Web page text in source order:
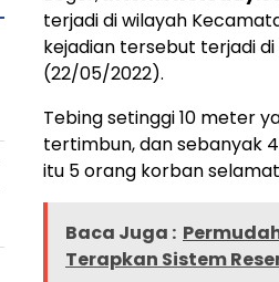
terjadi di wilayah
kejadian tersebut terjadi
(22/05/2022).
Tebing setinggi 10 meter
tertimbun, dan sebanyak
itu 5 orang korban
Baca Juga :
Terapkan Sistem